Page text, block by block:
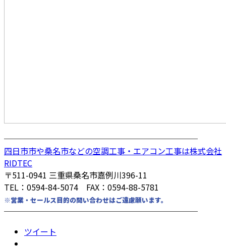
────────────────────────
四日市市や桑名市などの空調工事・エアコン工事は株式会社
RIDTEC
〒511-0941 三重県桑名市嘉例川396-11
TEL：0594-84-5074 FAX：0594-88-5781
※営業・セールス目的の問い合わせはご遠慮願います。
────────────────────────
ツイート